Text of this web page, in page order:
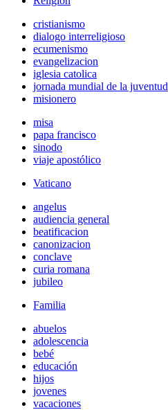
cristianismo
dialogo interreligioso
ecumenismo
evangelizacion
iglesia catolica
jornada mundial de la juventud
misionero
misa
papa francisco
sinodo
viaje apostólico
Vaticano
angelus
audiencia general
beatificacion
canonizacion
conclave
curia romana
jubileo
Familia
abuelos
adolescencia
bebé
educación
hijos
jovenes
vacaciones